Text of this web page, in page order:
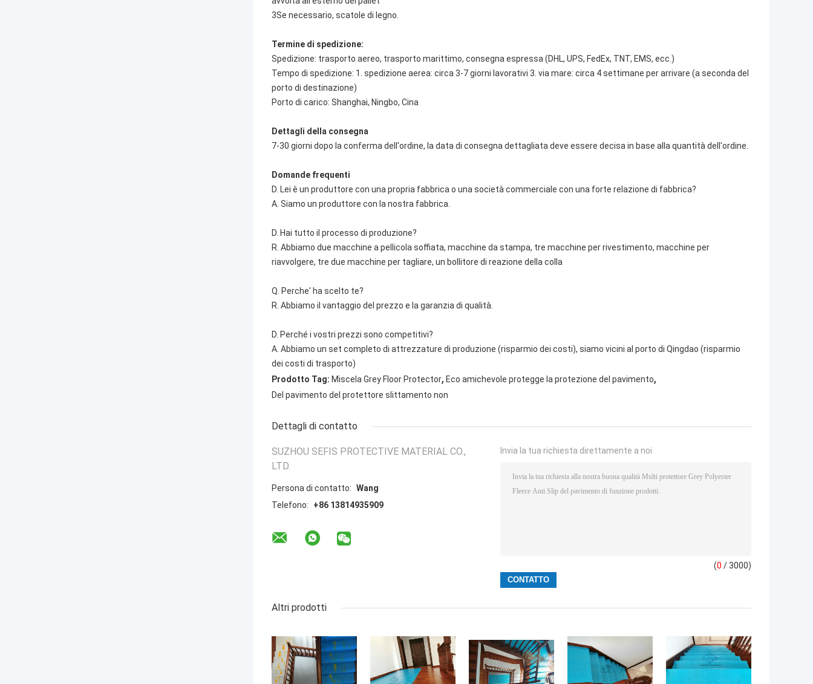
3Se necessario, scatole di legno.
Termine di spedizione:
Spedizione: trasporto aereo, trasporto marittimo, consegna espressa (DHL, UPS, FedEx, TNT, EMS, ecc.)
Tempo di spedizione: 1. spedizione aerea: circa 3-7 giorni lavorativi 3. via mare: circa 4 settimane per arrivare (a seconda del
porto di destinazione)
Porto di carico: Shanghai, Ningbo, Cina
Dettagli della consegna
7-30 giorni dopo la conferma dell'ordine, la data di consegna dettagliata deve essere decisa in base alla quantità dell'ordine.
Domande frequenti
D. Lei è un produttore con una propria fabbrica o una società commerciale con una forte relazione di fabbrica?
A. Siamo un produttore con la nostra fabbrica.
D. Hai tutto il processo di produzione?
R. Abbiamo due macchine a pellicola soffiata, macchine da stampa, tre macchine per rivestimento, macchine per
riavvolgere, tre due macchine per tagliare, un bollitore di reazione della colla
Q. Perche' ha scelto te?
R. Abbiamo il vantaggio del prezzo e la garanzia di qualità.
D. Perché i vostri prezzi sono competitivi?
A. Abbiamo un set completo di attrezzature di produzione (risparmio dei costi), siamo vicini al porto di Qingdao (risparmio
dei costi di trasporto)
Prodotto Tag: Miscela Grey Floor Protector, Eco amichevole protegge la protezione del pavimento,
Del pavimento del protettore slittamento non
Dettagli di contatto
SUZHOU SEFIS PROTECTIVE MATERIAL CO.,
LTD.
Persona di contatto: Wang
Telefono:
+86 13814935909
Invia la tua richiesta direttamente a noi
(0 / 3000)
Altri prodotti